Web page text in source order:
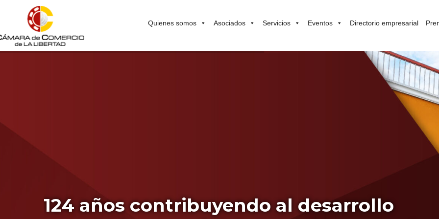
Quienes somos Asociados Servicios Eventos Directorio empresarial
124 años contribuyendo al desarrollo